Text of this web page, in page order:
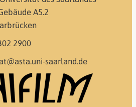
A5.2
2900
saarland.de